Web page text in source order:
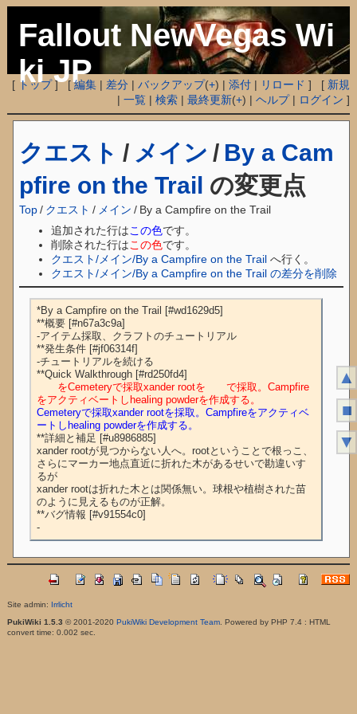
Fallout NewVegas Wi
ki JP
[ トップ] [編集 | 差分 |バックアップ(+) |添付 | リロード ] [ 新規
|一覧 |検索 |最終更新(+) |ヘルプ| ログイン ]
クエスト / メイン / By a Cam
pfire on the Trail の変更点
Top / クエスト / メイン / By a Campfire on the Trail
追加された行はこの色です。
削除された行はこの色です。
クエスト/メイン/By a Campfire on the Trail へ行く。
クエスト/メイン/By a Campfire on the Trail の差分を削除
*By a Campfire on the Trail [#wd1629d5]
**概要 [#n67a3c9a]
-アイテム採取、クラフトのチュートリアル
**発生条件 [#jf06314f]
-チュートリアルを続ける
をCemeteryで採取xander rootを　　で採取。Campfire
をアクティベートしhealing powderを作成する。
Cemeteryで採取xander rootを採取。Campfireをアクティベ
ートしhealing powderを作成する。
**詳細と補足 [#u8986885]
xander rootが見つからない人へ。rootということで根っこ、
さらにマーカー地点直近に折れた木があるせいで勘違いす
るが
xander rootは折れた木とは関係無い。球根や植樹された苗
のように見えるものが正解。
**バグ情報 [#v91554c0]
-
Site admin: Irrlicht
PukiWiki 1.5.3 © 2001-2020 PukiWiki Development Team. Powered by PHP 7.4 : HTML
convert time: 0.002 sec.
▲
■
▼